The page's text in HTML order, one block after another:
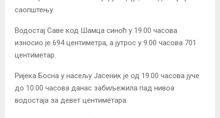
саопштењу.
Водостај Саве код Шамца синоћ у 19.00 часова
износио је 694 центиметра, а јутрос у 9.00 часова 701
центиметар.
Ријека Босна у насељу Јасеник је од 19.00 часова јуче
до 10.00 часова данас забиљежила пад нивоа
водостаја за девет центиметара.